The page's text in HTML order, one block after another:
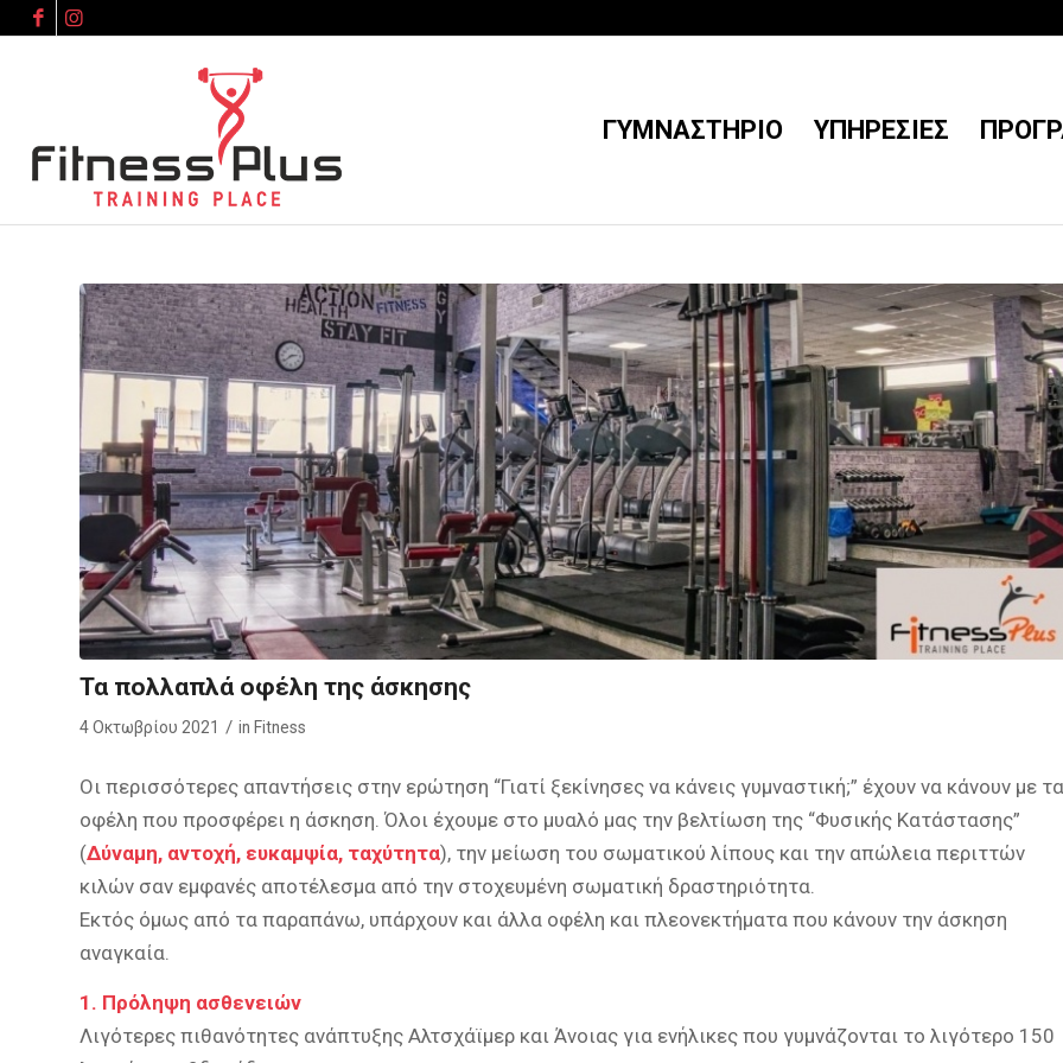
ΓΥΜΝΑΣΤΉΡΙΟ ΥΠΗΡΕΣΊΕΣ
Τα πολλαπλά οφέλη της άσκησης
4 Οκτωβρίου 2021 / in Fitness
Οι περισσότερες απαντήσεις στην ερώτηση “Γιατί ξεκίνησες να κάνεις γυμναστική;” έχουν να κάνουν με τα
οφέλη που προσφέρει η άσκηση. Όλοι έχουμε στο μυαλό μας την βελτίωση της “Φυσικής Κατάστασης”
(Δύναμη, αντοχή, ευκαμψία, ταχύτητα), την μείωση του σωματικού λίπους και την απώλεια περιττών
κιλών σαν εμφανές αποτέλεσμα από την στοχευμένη σωματική δραστηριότητα.
Εκτός όμως από τα παραπάνω, υπάρχουν και άλλα οφέλη και πλεονεκτήματα που κάνουν την άσκηση
αναγκαία.
1. Πρόληψη ασθενειών
Λιγότερες πιθανότητες ανάπτυξης Αλτσχάϊμερ και Άνοιας για ενήλικες που γυμνάζονται το λιγότερο 150